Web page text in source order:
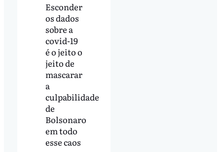
Esconder
os dados
sobre a
covid-19
é o jeito o
jeito de
mascarar
a
culpabilidade
de
Bolsonaro
em todo
esse caos